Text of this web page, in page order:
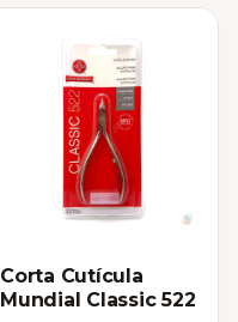
Corta Cutícula
Mundial Classic 522